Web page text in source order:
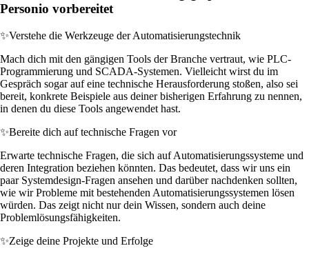
Personio vorbereitet
✨Verstehe die Werkzeuge der Automatisierungstechnik
Mach dich mit den gängigen Tools der Branche vertraut, wie PLC-
Programmierung und SCADA-Systemen. Vielleicht wirst du im
Gespräch sogar auf eine technische Herausforderung stoßen, also sei
bereit, konkrete Beispiele aus deiner bisherigen Erfahrung zu nennen,
in denen du diese Tools angewendet hast.
✨Bereite dich auf technische Fragen vor
Erwarte technische Fragen, die sich auf Automatisierungssysteme und
deren Integration beziehen könnten. Das bedeutet, dass wir uns ein
paar Systemdesign-Fragen ansehen und darüber nachdenken sollten,
wie wir Probleme mit bestehenden Automatisierungssystemen lösen
würden. Das zeigt nicht nur dein Wissen, sondern auch deine
Problemlösungsfähigkeiten.
✨Zeige deine Projekte und Erfolge